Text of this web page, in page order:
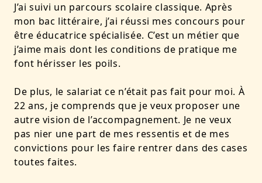
J’ai suivi un parcours scolaire classique. Après
mon bac littéraire, j’ai réussi mes concours pour
être éducatrice spécialisée. C’est un métier que
j’aime mais dont les conditions de pratique me
font hérisser les poils.
De plus, le salariat ce n’était pas fait pour moi. À
22 ans, je comprends que je veux proposer une
autre vision de l’accompagnement. Je ne veux
pas nier une part de mes ressentis et de mes
convictions pour les faire rentrer dans des cases
toutes faites.